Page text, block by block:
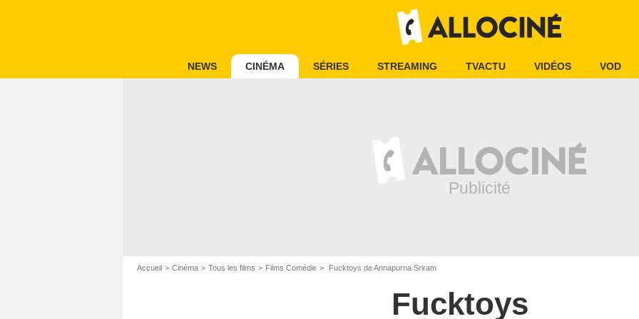
NEWS CINÉMA SÉRIES STREAMING TVACTU VIDÉOS VOD
Accueil Cinéma Tous les films Films Comédie Fucktoys de Annapurna Sriram
Fucktoys